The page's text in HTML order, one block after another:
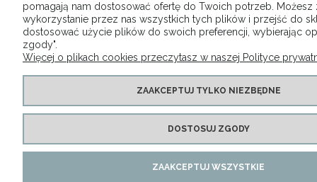
pomagają nam dostosować ofertę do Twoich potrzeb. Możesz
wykorzystanie przez nas wszystkich tych plików i przejść do
dostosować użycie plików do swoich preferencji, wybierając
zgody".
Więcej o plikach cookies przeczytasz w naszej Polityce
ZAAKCEPTUJ TYLKO NIEZBĘDNE
DOSTOSUJ ZGODY
ZAAKCEPTUJ WSZYSTKIE